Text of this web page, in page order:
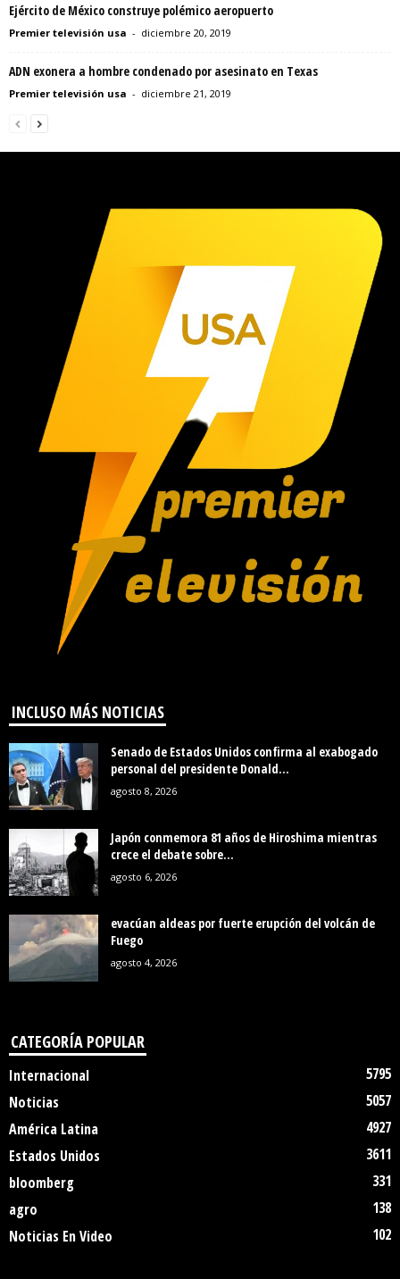
Ejército de México construye polémico aeropuerto
Premier televisión usa - diciembre 20, 2019
ADN exonera a hombre condenado por asesinato en Texas
Premier televisión usa - diciembre 21, 2019
INCLUSO MÁS NOTICIAS
Senado de Estados Unidos confirma al exabogado
personal del presidente Donald...
agosto 8, 2026
Japón conmemora 81 años de Hiroshima mientras
crece el debate sobre...
agosto 6, 2026
evacúan aldeas por fuerte erupción del volcán de
Fuego
agosto 4, 2026
CATEGORÍA POPULAR
Internacional
5795
Noticias
5057
América Latina
4927
Estados Unidos
3611
bloomberg
331
agro
138
Noticias En Video
102